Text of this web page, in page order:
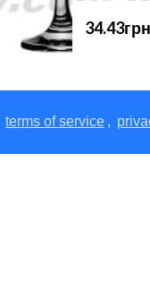
terms of service ,
34.43грн